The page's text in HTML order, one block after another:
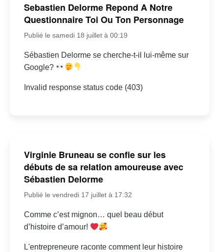
Sebastien Delorme Repond A Notre
Questionnaire Toi Ou Ton Personnage
Publié le samedi 18 juillet à 00:19
Sébastien Delorme se cherche-t-il lui-même sur
Google?
Invalid response status code (403)
Virginie Bruneau se confie sur les
débuts de sa relation amoureuse avec
Sébastien Delorme
Publié le vendredi 17 juillet à 17:32
Comme c’est mignon… quel beau début
d’histoire d’amour!
L'entrepreneure raconte comment leur histoire